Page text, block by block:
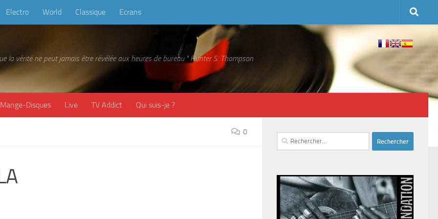
Electro World Classique Ecrans
la vérité ne peut jamais être révélée aux heures de bureau." Hunter S. Thompson
Mange-Disques Live TV Addict Qui suis-je ?
0
Rechercher :